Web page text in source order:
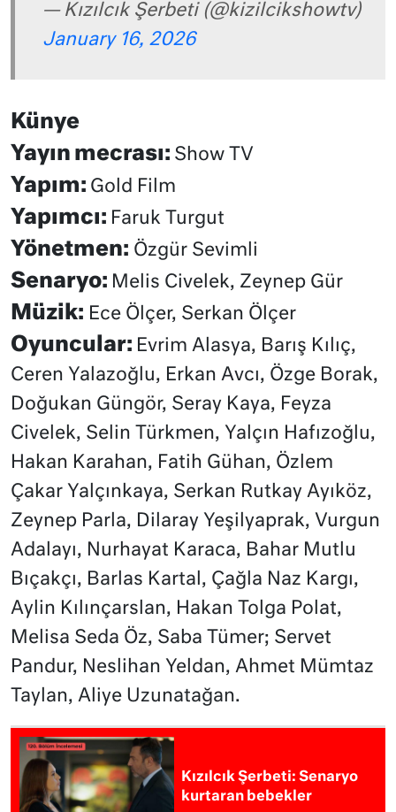
— Kızılcık Şerbeti (@kizilcikshowtv)
January 16, 2026
Künye
Yayın mecrası: Show TV
Yapım: Gold Film
Yapımcı: Faruk Turgut
Yönetmen: Özgür Sevimli
Senaryo: Melis Civelek, Zeynep Gür
Müzik: Ece Ölçer, Serkan Ölçer
Oyuncular: Evrim Alasya, Barış Kılıç,
Ceren Yalazoğlu, Erkan Avcı, Özge Borak,
Doğukan Güngör, Seray Kaya, Feyza
Civelek, Selin Türkmen, Yalçın Hafızoğlu,
Hakan Karahan, Fatih Gühan, Özlem
Çakar Yalçınkaya, Serkan Rutkay Ayıköz,
Zeynep Parla, Dilaray Yeşilyaprak, Vurgun
Adalayı, Nurhayat Karaca, Bahar Mutlu
Bıçakçı, Barlas Kartal, Çağla Naz Kargı,
Aylin Kılınçarslan, Hakan Tolga Polat,
Melisa Seda Öz, Saba Tümer; Servet
Pandur, Neslihan Yeldan, Ahmet Mümtaz
Taylan, Aliye Uzunatağan.
Kızılcık Şerbeti: Senaryo
kurtaran bebekler